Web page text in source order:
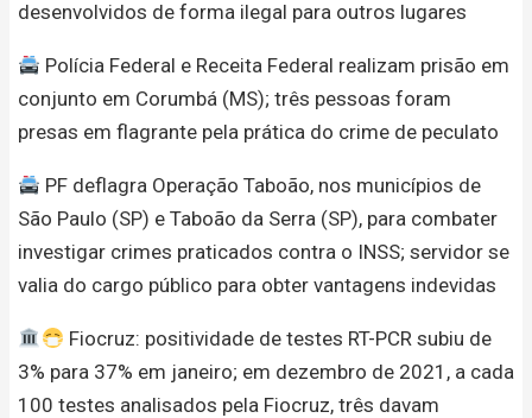
desenvolvidos de forma ilegal para outros lugares
Polícia Federal e Receita Federal realizam prisão em
conjunto em Corumbá (MS); três pessoas foram
presas em flagrante pela prática do crime de peculato
PF deflagra Operação Taboão, nos municípios de
São Paulo (SP) e Taboão da Serra (SP), para combater
investigar crimes praticados contra o INSS; servidor se
valia do cargo público para obter vantagens indevidas
Fiocruz: positividade de testes RT-PCR subiu de
3% para 37% em janeiro; em dezembro de 2021, a cada
100 testes analisados pela Fiocruz, três davam